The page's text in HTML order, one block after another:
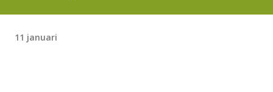
11 januari